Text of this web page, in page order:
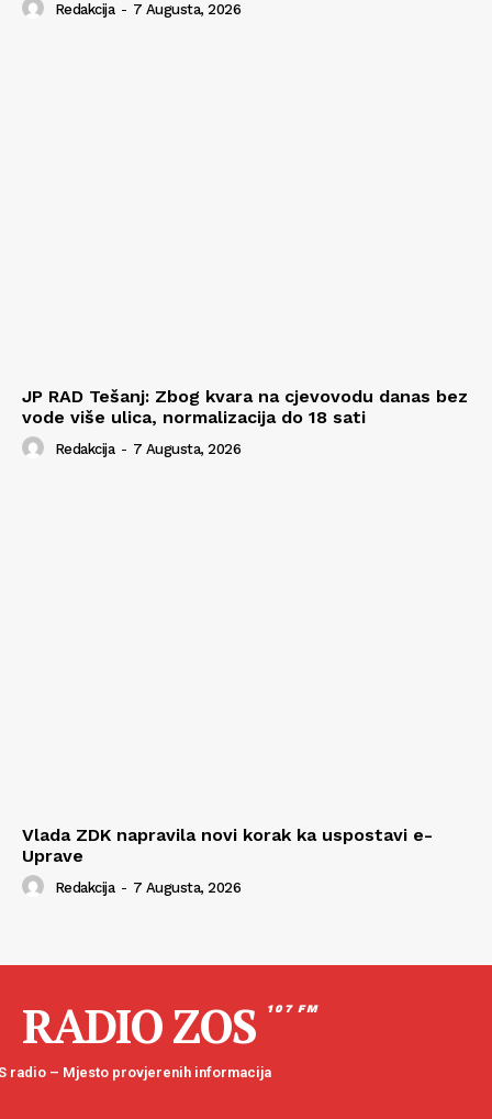
Redakcija - 7 Augusta, 2026
JP RAD Tešanj: Zbog kvara na cjevovodu danas bez
vode više ulica, normalizacija do 18 sati
Redakcija - 7 Augusta, 2026
Vlada ZDK napravila novi korak ka uspostavi e-
Uprave
Redakcija - 7 Augusta, 2026
RADIO ZOS 107 FM
radio – Mjesto provjerenih informacija